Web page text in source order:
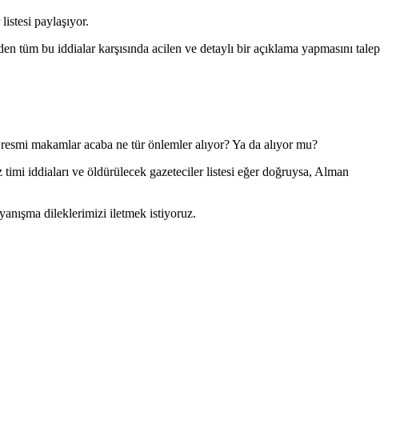
paylaşıyor.
bu iddialar karşısında acilen ve detaylı bir açıklama yapmasını talep
makamlar acaba ne tür önlemler alıyor? Ya da alıyor mu?
iddiaları ve öldürülecek gazeteciler listesi eğer doğruysa, Alman
dileklerimizi iletmek istiyoruz.